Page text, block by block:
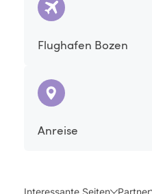
Flughafen Bozen
Anreise
Interessante Seiten Partner